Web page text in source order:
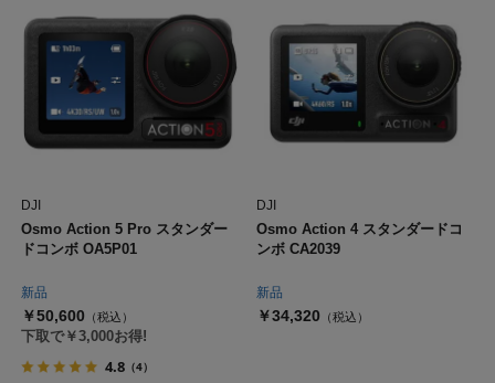
新品
DJI
Osmo Action 5 Pro スタンダー
ドコンボ OA5P01
￥50,600 （税込）
下取で￥3,000お得!
4.8 （4）
新品
DJI
Osmo Action 4 スタンダードコ
ンボ CA2039
￥34,320 （税込）